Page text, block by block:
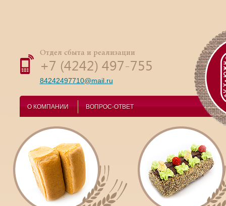
Отдел сбыта и реализации
+7 (4242) 497-755
84242497710@mail.ru
О КОМПАНИИ ВОПРОС-ОТВЕТ